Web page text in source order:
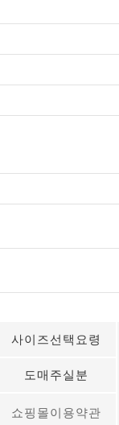
사이즈선택요령
도매주실분
쇼핑몰이용약관